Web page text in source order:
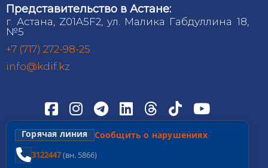
Представительство в Астане:
г. Астана, Z01A5F2, ул. Малика Габдуллина 18,
№5
+7 (717) 272-98-25
info@kdif.kz
Горячая линия Сообщить о нарушениях
3122447(вн. 5866)